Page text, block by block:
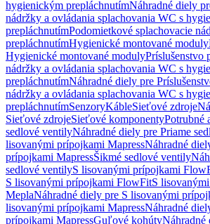
hygienickým prepláchnutímNáhradné diely
nádržky a ovládania splachovania WC s
prepláchnutímPodomietkové splachovacie
prepláchnutímHygienické montované moduly
Hygienické montované modulyPríslušenstvo
nádržky a ovládania splachovania WC s
prepláchnutímNáhradné diely pre
nádržky a ovládania splachovania WC s
prepláchnutímSenzoryKábleSieťové zdroje
Sieťové zdrojeSieťové komponentyPotrubné
sedlové ventilyNáhradné diely pre Priame
lisovanými prípojkami MapressNáhradné
prípojkami MapressŠikmé sedlové ventily
sedlové ventilyS lisovanými prípojkami
S lisovanými prípojkami FlowFitS
MeplaNáhradné diely pre S lisovanými
lisovanými prípojkami MapressNáhradné
prípojkami MapressGuľové kohúty